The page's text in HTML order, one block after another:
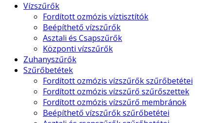
Vízszűrők
Fordított ozmózis víztisztítók
Beépíthető vízszűrők
Asztali és Csapszűrők
Központi vízszűrők
Zuhanyszűrők
Szűrőbetétek
Fordított ozmózis vízszűrők szűrőbetétei
Fordított ozmózis vízszűrő szűrőszettek
Fordított ozmózis vízszűrő membránok
Beépíthető vízszűrők szűrőbetétei